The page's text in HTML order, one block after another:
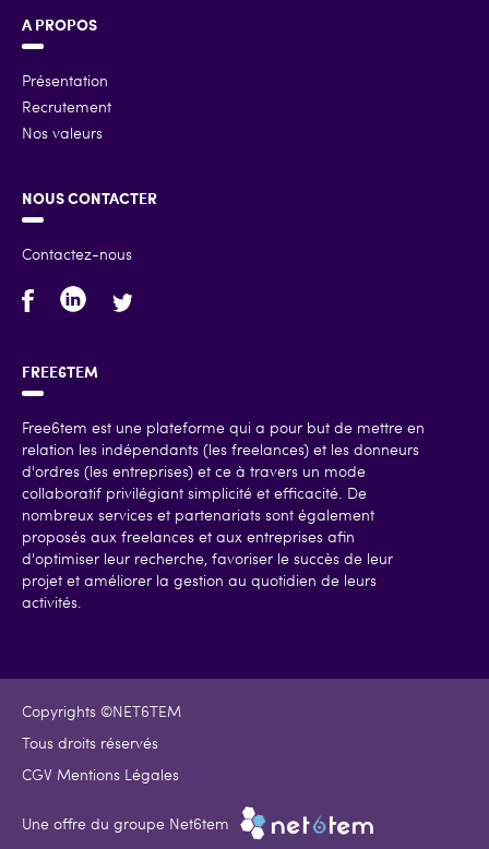
A PROPOS
Présentation
Recrutement
Nos valeurs
NOUS CONTACTER
Contactez-nous
FREE6TEM
Free6tem est une plateforme qui a pour but de mettre en
relation les indépendants (les freelances) et les donneurs
d'ordres (les entreprises) et ce à travers un mode
collaboratif privilégiant simplicité et efficacité. De
nombreux services et partenariats sont également
proposés aux freelances et aux entreprises afin
d'optimiser leur recherche, favoriser le succès de leur
projet et améliorer la gestion au quotidien de leurs
activités.
Copyrights ©NET6TEM
Tous droits réservés
CGV Mentions Légales
Une offre du groupe Net6tem